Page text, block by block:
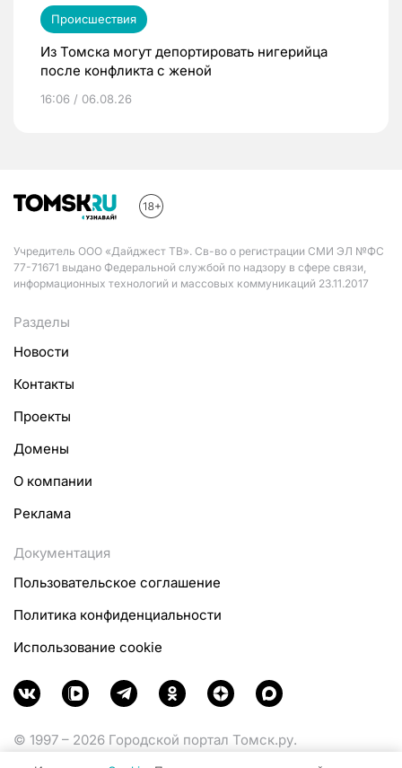
Происшествия
Из Томска могут депортировать нигерийца
после конфликта с женой
16:06 / 06.08.26
Учредитель ООО «Дайджест ТВ». Св-во о регистрации СМИ ЭЛ №ФС
77-71671 выдано Федеральной службой по надзору в сфере связи,
информационных технологий и массовых коммуникаций 23.11.2017
Разделы
Новости
Контакты
Проекты
Домены
О компании
Реклама
Документация
Пользовательское соглашение
Политика конфиденциальности
Использование cookie
© 1997 – 2026 Городской портал Томск.ру.